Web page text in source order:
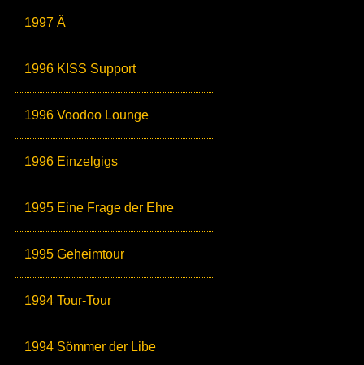
1997 Ä
1996 KISS Support
1996 Voodoo Lounge
1996 Einzelgigs
1995 Eine Frage der Ehre
1995 Geheimtour
1994 Tour-Tour
1994 Sömmer der Libe